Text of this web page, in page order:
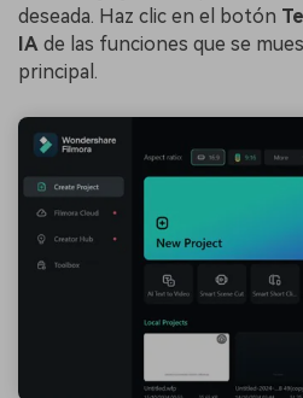
deseada. Haz clic en el botón
IA de las funciones que se
principal.